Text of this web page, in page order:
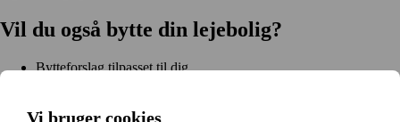
Vi bruger cookies
Vil du også bytte din lejebolig?
Bytteforslag tilpasset til dig